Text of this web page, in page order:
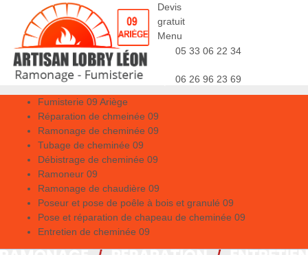
Devis
gratuit
Menu
05 33 06 22 34
06 26 96 23 69
Fumisterie 09 Ariège
Réparation de chmeinée 09
Ramonage de cheminée 09
Tubage de cheminée 09
Débistrage de cheminée 09
Ramoneur 09
Ramonage de chaudière 09
Poseur et pose de poêle à bois et granulé 09
Pose et réparation de chapeau de cheminée 09
Entretien de cheminée 09